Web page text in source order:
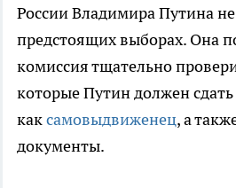
России Владимира Путина
предстоящих выборах. Она
комиссия тщательно
которые Путин должен
каксамовыдвиженец, а
документы.